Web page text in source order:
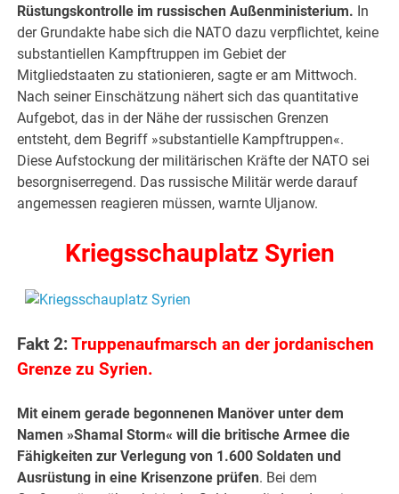
Rüstungskontrolle im russischen Außenministerium. In
der Grundakte habe sich die NATO dazu verpflichtet, keine
substantiellen Kampftruppen im Gebiet der
Mitgliedstaaten zu stationieren, sagte er am Mittwoch.
Nach seiner Einschätzung nähert sich das quantitative
Aufgebot, das in der Nähe der russischen Grenzen
entsteht, dem Begriff »substantielle Kampftruppen«.
Diese Aufstockung der militärischen Kräfte der NATO sei
besorgniserregend. Das russische Militär werde darauf
angemessen reagieren müssen, warnte Uljanow.
Kriegsschauplatz Syrien
Fakt 2:Truppenaufmarsch an der jordanischen
Grenze zu Syrien.
Mit einem gerade begonnenen Manöver unter dem
Namen »Shamal Storm« will die britische Armee die
Fähigkeiten zur Verlegung von 1.600 Soldaten und
Ausrüstung in eine Krisenzone prüfen. Bei dem